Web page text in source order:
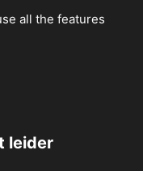
all the features
leider